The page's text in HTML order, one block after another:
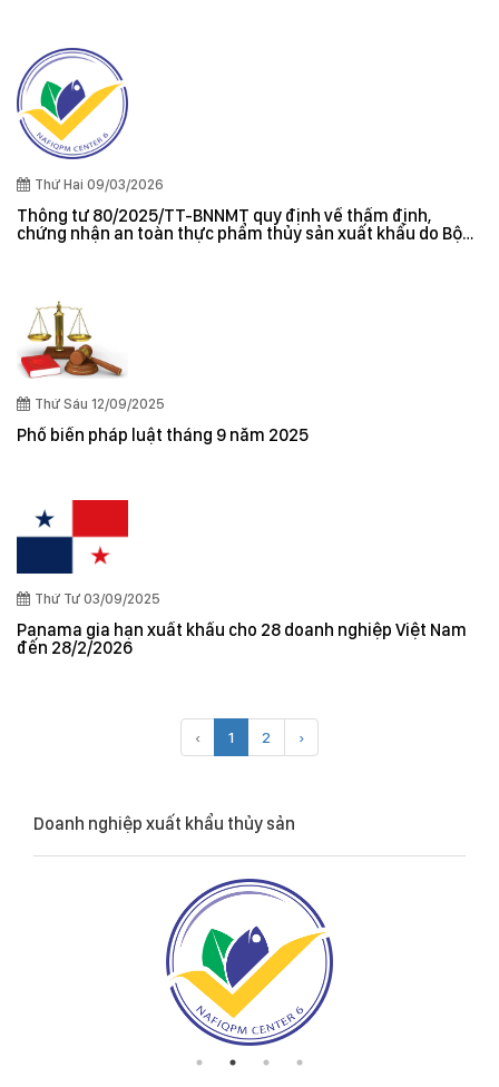
Thứ Hai 09/03/2026
Thông tư 80/2025/TT-BNNMT quy định về thẩm định,
chứng nhận an toàn thực phẩm thủy sản xuất khẩu do Bộ
Thứ Sáu 12/09/2025
Phổ biến pháp luật tháng 9 năm 2025
Thứ Tư 03/09/2025
Panama gia hạn xuất khẩu cho 28 doanh nghiệp Việt Nam
đến 28/2/2026
‹ 1 2 ›
Doanh nghiệp xuất khẩu thủy sản